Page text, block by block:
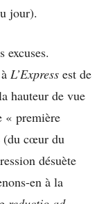
jour).
excuses.
L’Express est de
hauteur de vue
« première
(du cœur du
désuète
en à la